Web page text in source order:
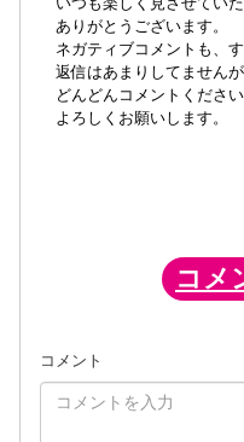
ありがとうございます。
ネガティブコメントも、す
返信はあまりしてませんが
どんどんコメントください
よろしくお願いします。
コメ
コメント